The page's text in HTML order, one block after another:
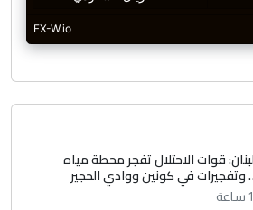
قوات الاحتلال تفجر محطة مياه
في كونين ووادي الحجير